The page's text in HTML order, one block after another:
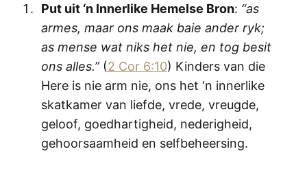
Put uit ‘n Innerlike Hemelse Bron: “as
armes, maar ons maak baie ander ryk;
as mense wat niks het nie, en tog besit
ons alles.” (2 Cor 6:10) Kinders van die
Here is nie arm nie, ons het ‘n innerlike
skatkamer van liefde, vrede, vreugde,
geloof, goedhartigheid, nederigheid,
gehoorsaamheid en selfbeheersing.